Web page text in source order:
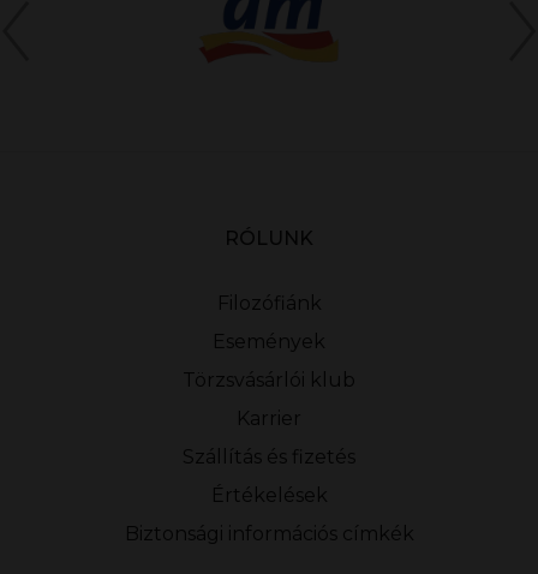
RÓLUNK
Filozófiánk
Események
Törzsvásárlói klub
Karrier
Szállítás és fizetés
Értékelések
Biztonsági információs címkék